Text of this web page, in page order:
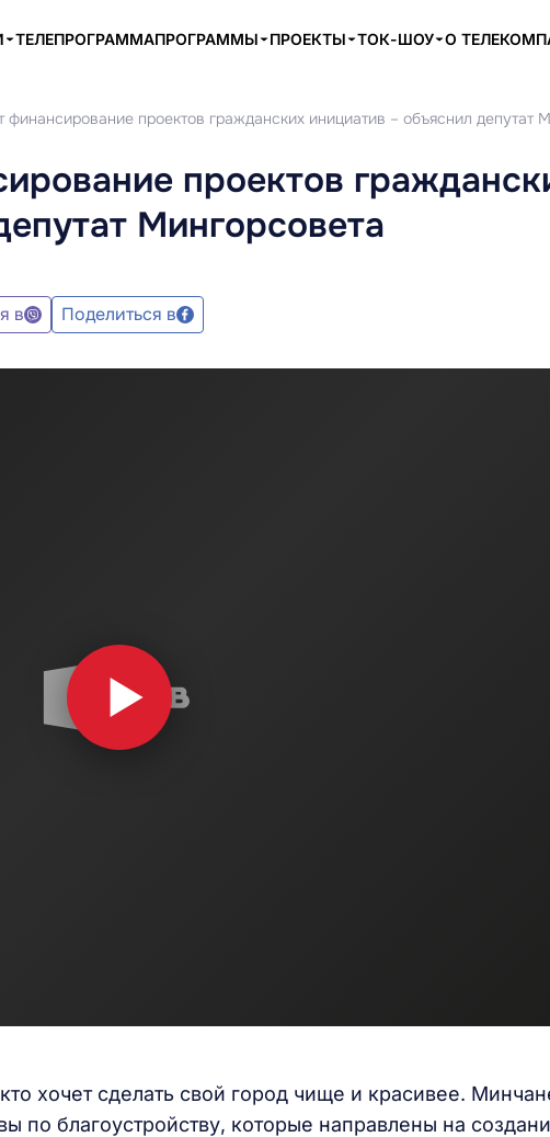
ТЕЛЕПРОГРАММАПРОГРАММЫ ПРОЕКТЫ ТОК-ШОУ О
финансирование проектов гражданских инициатив – объяснил депутат
проектов
Мингорсовета
в Поделиться в
хочет сделать свой город чище и красивее.
по благоустройству, которые направлены на